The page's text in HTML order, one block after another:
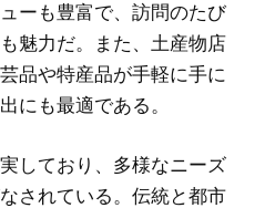
ーも豊富で、訪問のたび
魅力だ。また、土産物店
品や特産品が手軽に手に
にも最適である。
しており、多様なニーズ
されている。伝統と都市